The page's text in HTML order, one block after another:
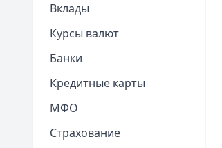
Вклады
Курсы валют
Банки
Кредитные карты
МФО
Страхование